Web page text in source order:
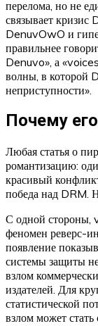
перелома, но не
связывает кризис
DenuvOwO и
правильнее
Denuvo», а
волны, в которой
неприступности».
Почему
Любая статья о
романтизацию:
красивый
победа над DRM.
С одной стороны,
феномен реверс-
появление
системы защиты
взлом
издателей. Для
статистической
взлом может